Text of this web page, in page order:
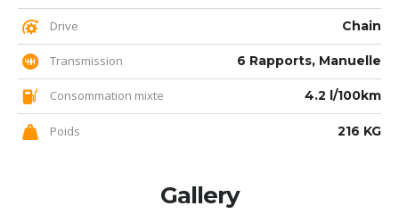
Drive Chain
Transmission 6 Rapports, Manuelle
Consommation mixte 4.2 l/100km
Poids 216 KG
Gallery